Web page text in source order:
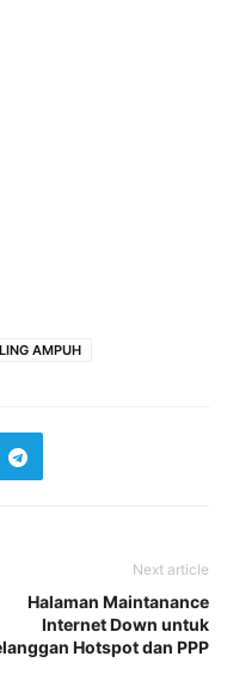
AMPUH
Next article
Halaman Maintanance
Internet Down untuk
Hotspot dan PPP